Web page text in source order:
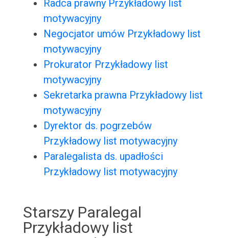
Radca prawny Przykładowy list
motywacyjny
Negocjator umów Przykładowy list
motywacyjny
Prokurator Przykładowy list
motywacyjny
Sekretarka prawna Przykładowy list
motywacyjny
Dyrektor ds. pogrzebów
Przykładowy list motywacyjny
Paralegalista ds. upadłości
Przykładowy list motywacyjny
Starszy Paralegal
Przykładowy list